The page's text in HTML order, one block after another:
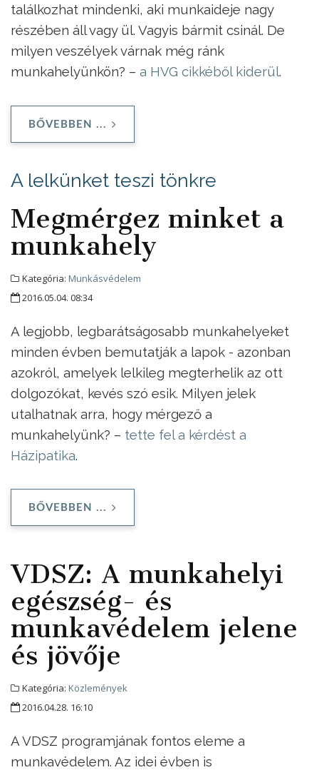
találkozhat mindenki, aki munkaideje nagy
részében áll vagy ül. Vagyis bármit csinál. De
milyen veszélyek várnak még ránk
munkahelyünkön? – a HVG cikkéből kiderül.
BŐVEBBEN ...
A lelkünket teszi tönkre
Megmérgez minket a
munkahely
Kategória: Munkásvédelem
2016.05.04. 08:34
A legjobb, legbarátságosabb munkahelyeket
minden évben bemutatják a lapok - azonban
azokról, amelyek lelkileg megterhelik az ott
dolgozókat, kevés szó esik. Milyen jelek
utalhatnak arra, hogy mérgező a
munkahelyünk? – tette fel a kérdést a
Házipatika.
BŐVEBBEN ...
VDSZ: A munkahelyi
egészség- és
munkavédelem jelene
és jövője
Kategória: Közlemények
2016.04.28. 16:10
A VDSZ programjának fontos eleme a
munkavédelem. Az idei évben is